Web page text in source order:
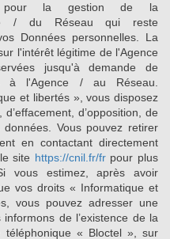
pour la gestion de la
/ du Réseau qui reste
Données personnelles. La
l'intérêt légitime de l'Agence
jusqu'à demande de
à l'Agence / au Réseau.
et libertés », vous disposez
d’opposition, de
Vous pouvez retirer
en contactant directement
site https://cnil.fr/frpour plus
vous estimez, après avoir
vos droits « Informatique et
vous pouvez adresser une
de l’existence de la
téléphonique « Bloctel », sur